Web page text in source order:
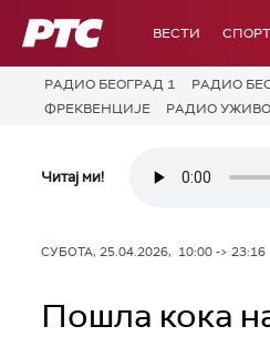
РТС ВЕСТИ СПОРТ
РАДИО БЕОГРАД 1 РАДИО
ФРЕКВЕНЦИЈЕ
РАДИО УЖИВО
Читај ми!
СУБОТА, 25.04.2026, 10:00 -> 23:16
Пошла кока